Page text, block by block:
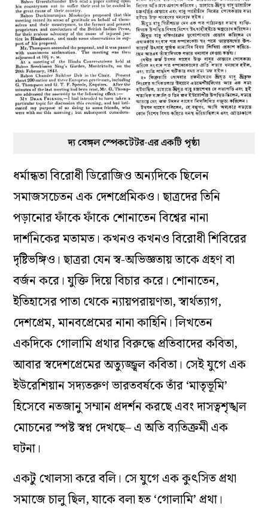
দ্য বেঙ্গল স্পেকটেটর-এর একটি পৃষ্ঠা
ধর্মান্ধতা বিরোধী ডিরোজিও অন‌্যদিকে ছিলেন
সমাজসচেতন এক দেশপ্রেমিকও। ছাত্রদের তিনি
পড়ানোর ফাঁকে ফাঁকে শোনাতেন বিশ্বের নানা
দার্শনিকের মতামত। কখনও কখনও বিরোধী শিবিরের
দৃষ্টিভঙ্গিও। ছাত্ররা যেন স্ব-অভিজ্ঞতায় তাকে গ্রহণ বা
বর্জন করে। যুক্তি দিয়ে বিচার করে। শোনাতেন,
ইতিহাসের পাতা থেকে ন‌্যায়পরায়ণতা, স্বার্থত‌্যাগ,
দেশপ্রেম, মানবপ্রেমের নানা কাহিনি। লিখতেন
একদিকে গোলামি প্রথার বিরুদ্ধে প্রতিবাদের কবিতা,
আবার স্বদেশপ্রেমের অত্যুজ্জ্বল কবিতা। সেই যুগে এক
ইউরেশিয়ান সদ‌্যতরুণ ভারতবর্ষকে তাঁর ‘মাতৃভূমি’
হিসেবে নতজানু সম্মান প্রদর্শন করছে এবং দাসত্বশৃঙ্খল
মোচনের স্পষ্ট স্বপ্ন দেখছে– এ অতি ব‌্যতিক্রমী এক
ঘটনা।
একটু খোলসা করে বলি। সে যুগে এক কুৎসিত প্রথা
সমাজে চালু ছিল, যাকে বলা হত ‘গোলামি’ প্রথা।